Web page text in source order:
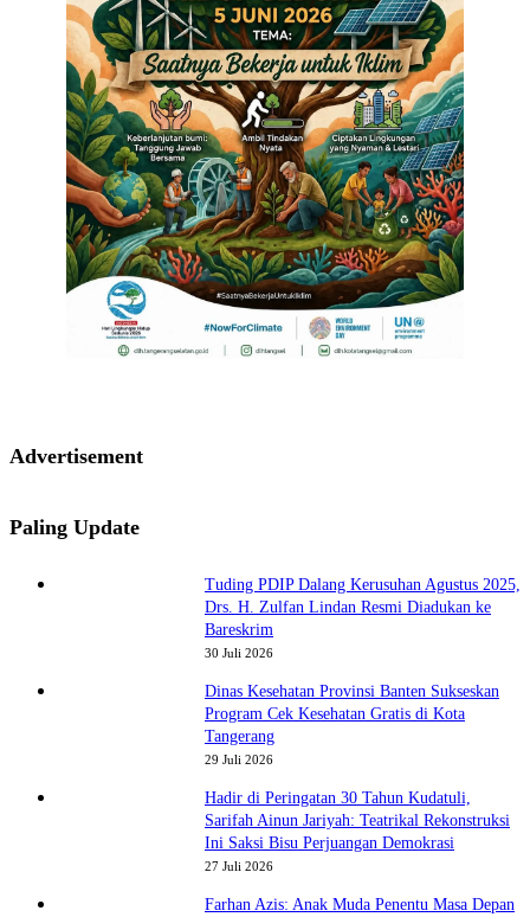
Advertisement
Paling Update
Tuding PDIP Dalang Kerusuhan Agustus 2025,
Drs. H. Zulfan Lindan Resmi Diadukan ke
Bareskrim
30 Juli 2026
Dinas Kesehatan Provinsi Banten Sukseskan
Program Cek Kesehatan Gratis di Kota
Tangerang
29 Juli 2026
Hadir di Peringatan 30 Tahun Kudatuli,
Sarifah Ainun Jariyah: Teatrikal Rekonstruksi
Ini Saksi Bisu Perjuangan Demokrasi
27 Juli 2026
Farhan Azis: Anak Muda Penentu Masa Depan